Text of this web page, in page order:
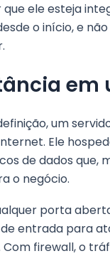
que ele esteja
o início, e
em
um
Ele
de dados que,
o negócio.
porta
entrada para
firewall, o